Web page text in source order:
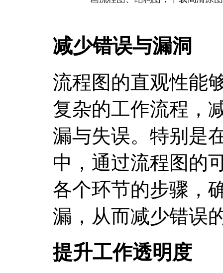
减少错误与漏洞
流程图的直观性能
复杂的工作流程，
漏与失误。特别是
中，通过流程图的
各个环节的步骤，
漏，从而减少错误
提升工作透明度